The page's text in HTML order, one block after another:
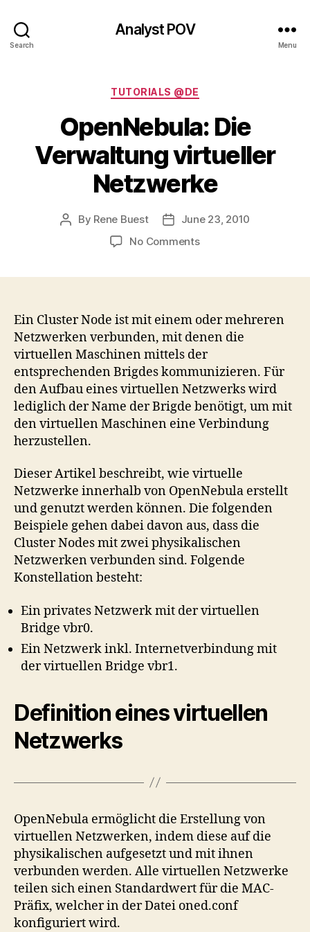
Search
Analyst POV
Menu
Categories
TUTORIALS @DE
OpenNebula: Die
Verwaltung virtueller
Netzwerke
Post
By Rene Buest
PostJune 23, 2010
No Commentson
Netzwerke
Ein Cluster Node ist mit einem oder mehreren
Netzwerken verbunden, mit denen die
virtuellen Maschinen mittels der
entsprechenden Brigdes kommunizieren. Für
den Aufbau eines virtuellen Netzwerks wird
lediglich der Name der Brigde benötigt, um mit
den virtuellen Maschinen eine Verbindung
herzustellen.
Dieser Artikel beschreibt, wie virtuelle
Netzwerke innerhalb von OpenNebula erstellt
und genutzt werden können. Die folgenden
Beispiele gehen dabei davon aus, dass die
Cluster Nodes mit zwei physikalischen
Netzwerken verbunden sind. Folgende
Konstellation besteht:
Ein privates Netzwerk mit der virtuellen
Bridge vbr0.
Ein Netzwerk inkl. Internetverbindung mit
der virtuellen Bridge vbr1.
Definition eines virtuellen
Netzwerks
OpenNebula ermöglicht die Erstellung von
virtuellen Netzwerken, indem diese auf die
physikalischen aufgesetzt und mit ihnen
verbunden werden. Alle virtuellen Netzwerke
teilen sich einen Standardwert für die MAC-
Präfix, welcher in der Datei oned.conf
konfiguriert wird.